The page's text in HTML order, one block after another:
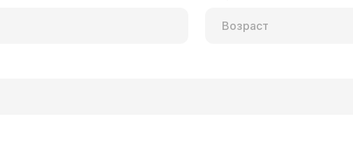
язвы и профилактики повторного кровотечения. В
лекарственные препараты, применение которых
обл.